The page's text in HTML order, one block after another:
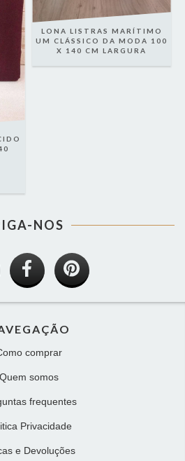
LONA LISTRAS MARÍTIMO
UM CLÁSSICO DA MODA 100
X 140 CM LARGURA
NOS
comprar
Quem somos
frequentes
Privacidade
e Devoluções